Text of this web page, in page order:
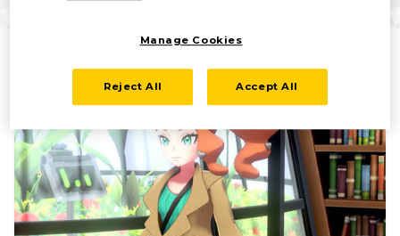
Manage Cookies
Reject All Accept All